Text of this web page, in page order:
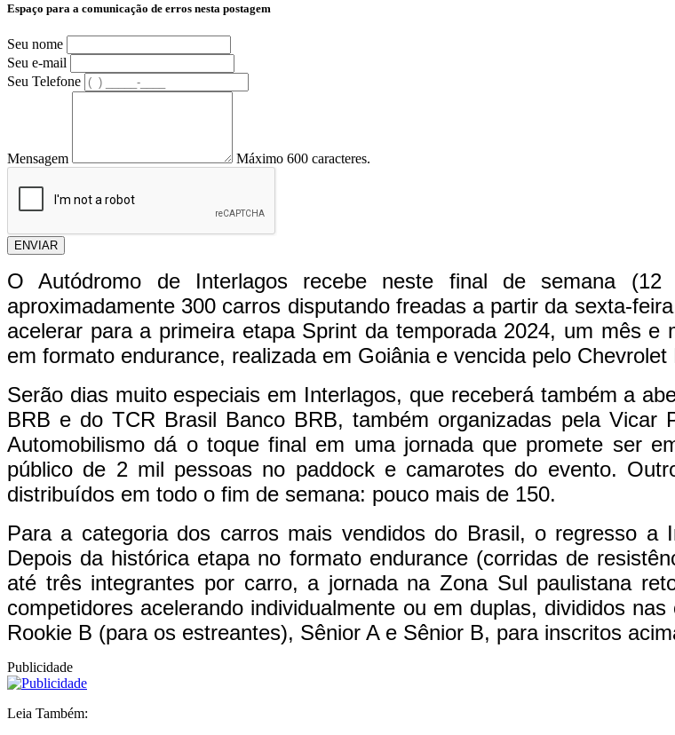
Espaço para a comunicação de erros nesta postagem
Seu nome
Seu e-mail
Seu Telefone
Mensagem Máximo 600 caracteres.
ENVIAR
O Autódromo de Interlagos recebe neste final de semana
aproximadamente 300 carros disputando freadas a partir da sexta-
acelerar para a primeira etapa Sprint da temporada 2024, um mês e
em formato endurance, realizada em Goiânia e vencida pelo
Serão dias muito especiais em Interlagos, que receberá também a
BRB e do TCR Brasil Banco BRB, também organizadas pela Vicar
Automobilismo dá o toque final em uma jornada que promete ser
público de 2 mil pessoas no paddock e camarotes do evento.
distribuídos em todo o fim de semana: pouco mais de 150.
Para a categoria dos carros mais vendidos do Brasil, o regresso a
Depois da histórica etapa no formato endurance (corridas de
até três integrantes por carro, a jornada na Zona Sul paulistana
competidores acelerando individualmente ou em duplas, divididos
Rookie B (para os estreantes), Sênior A e Sênior B, para inscritos
Publicidade
Leia Também: